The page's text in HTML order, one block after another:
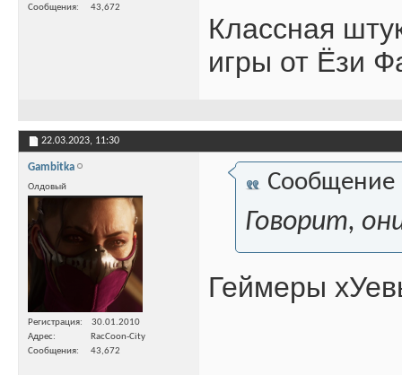
Сообщения
43,672
Классная
игры от Ёзи
22.03.2023, 11:30
Gambitka
Олдовый
Регистрация
30.01.2010
Адрес
RacCoon-City
Сообщения
43,672
Сообщение
Говорит,
Геймеры